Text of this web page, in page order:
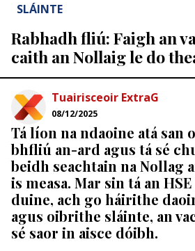
SLÁINTE
Rabhadh fliú: Faigh an
caith an Nollaig le do
Tuairisceoir ExtraG
08/12/2025
Tá líon na ndaoine atá san
bhfliú an-ard agus tá sé
beidh seachtain na Nollag
is measa. Mar sin tá an
duine, ach go háirithe
agus oibrithe sláinte, an
sé saor in aisce dóibh.